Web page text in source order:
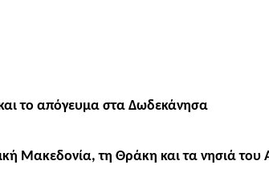
το απόγευμα στα Δωδεκάνησα
Μακεδονία, τη Θράκη και τα νησιά του